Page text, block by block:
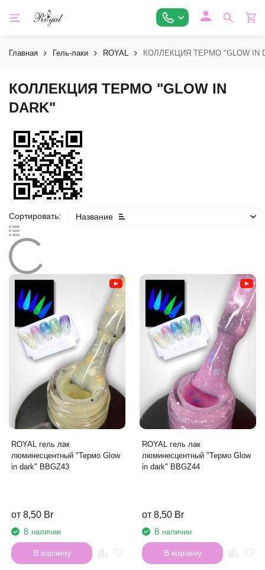
Главная Гель-лаки ROYAL КОЛЛЕКЦИЯ ТЕРМО "GLOW IN
КОЛЛЕКЦИЯ ТЕРМО "GLOW IN
DARK"
Сортировать: Название
ROYAL гель лак
люминесцентный "Термо Glow
in dark" BBGZ43
от 8,50 Br
В наличии
В корзину
ROYAL гель лак
люминесцентный "Термо Glow
in dark" BBGZ44
от 8,50 Br
В наличии
В корзину